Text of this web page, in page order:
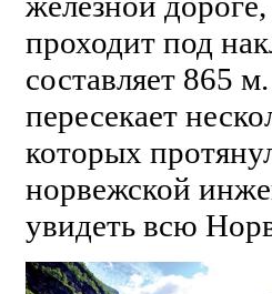
проходит под
составляет 865
пересекает
которых
норвежской
увидеть всю